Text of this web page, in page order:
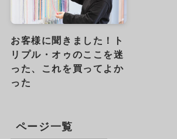
お客様に聞きました！ト
リプル・オゥのここを迷
った、これを買ってよか
った
ページ一覧